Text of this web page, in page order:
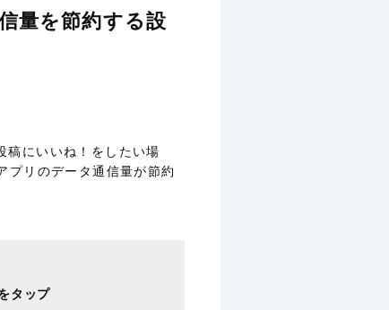
量を節約する設
にいいね！をしたい場
プリのデータ通信量が節約
タップ